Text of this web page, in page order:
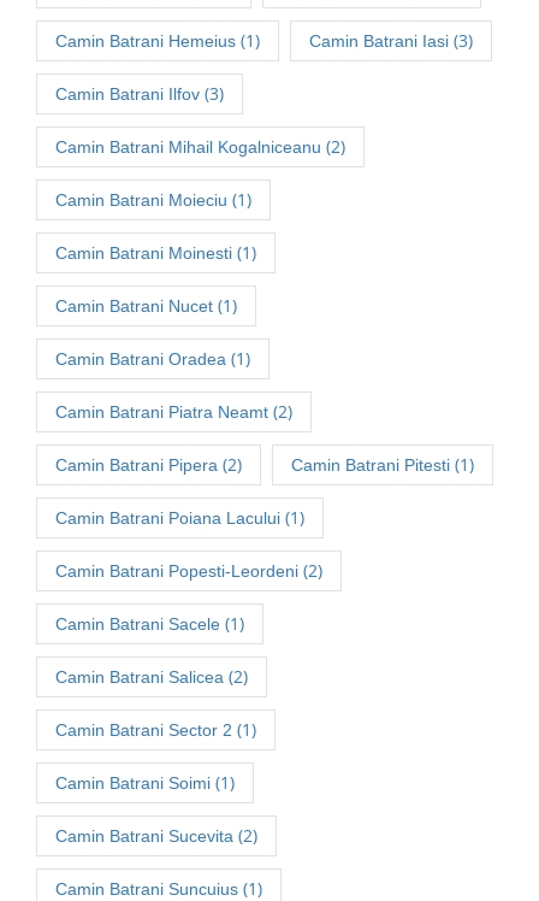
Camin Batrani Hemeius (1) Camin Batrani Iasi (3)
Camin Batrani Ilfov (3)
Camin Batrani Mihail Kogalniceanu (2)
Camin Batrani Moieciu (1)
Camin Batrani Moinesti (1)
Camin Batrani Nucet (1)
Camin Batrani Oradea (1)
Camin Batrani Piatra Neamt (2)
Camin Batrani Pipera (2) Camin Batrani Pitesti (1)
Camin Batrani Poiana Lacului (1)
Camin Batrani Popesti-Leordeni (2)
Camin Batrani Sacele (1)
Camin Batrani Salicea (2)
Camin Batrani Sector 2 (1)
Camin Batrani Soimi (1)
Camin Batrani Sucevita (2)
Camin Batrani Suncuius (1)